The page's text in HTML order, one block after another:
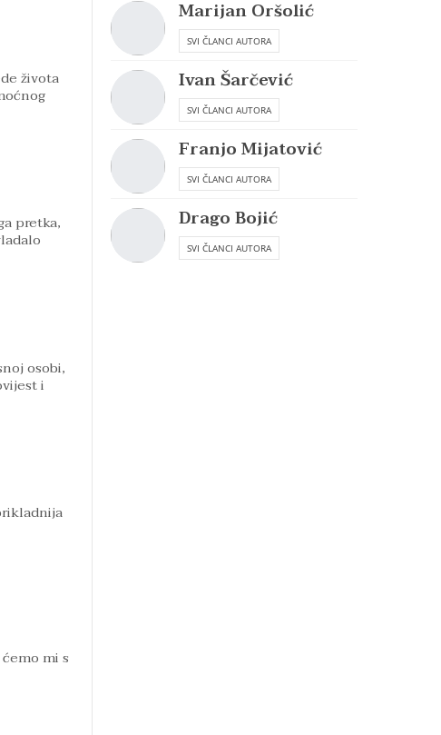
života
pretka,
osobi,
i
mi s
Marijan Oršolić
SVI ČLANCI AUTORA
Ivan Šarčević
SVI ČLANCI AUTORA
Franjo Mijatović
SVI ČLANCI AUTORA
Drago Bojić
SVI ČLANCI AUTORA